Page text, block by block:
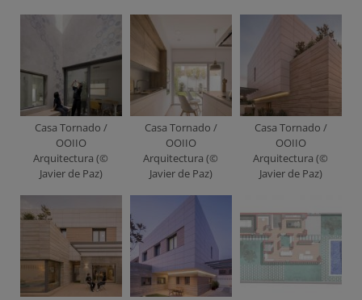
Casa Tornado /
OOIIO
Arquitectura (©
Javier de Paz)
Casa Tornado /
OOIIO
Arquitectura (©
Javier de Paz)
Casa Tornado /
OOIIO
Arquitectura (©
Javier de Paz)